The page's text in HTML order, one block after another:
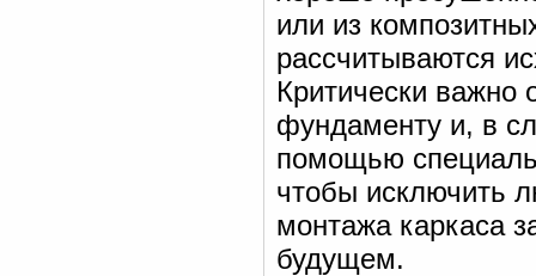
или из
рассчитываются
Критически важно
фундаменту и, в
помощью
чтобы исключить
монтажа каркаса
будущем.